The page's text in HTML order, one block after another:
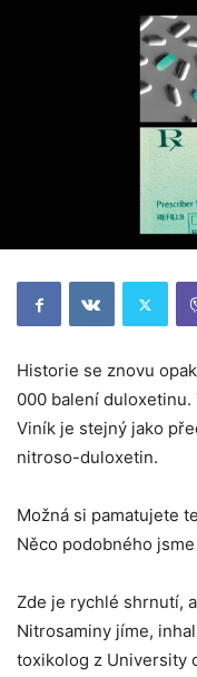
Historie se znovu
000 balení
Viník je stejný jako
nitroso-duloxetin.
Možná si pamatujete
Něco podobného
Zde je rychlé shrnutí,
Nitrosaminy jíme,
toxikolog z University